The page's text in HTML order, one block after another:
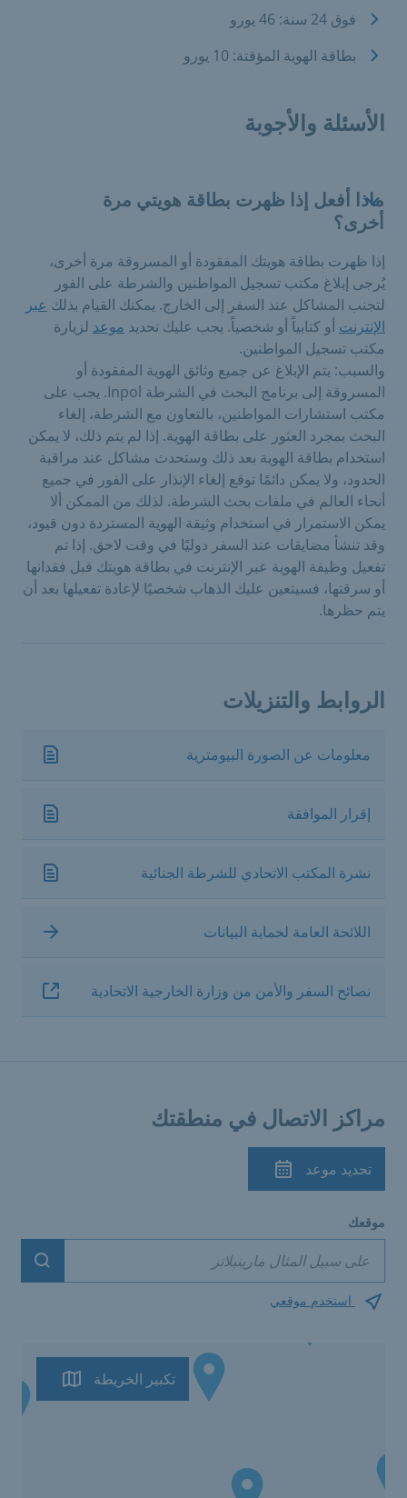
فوق 24 سنة: 46 يورو
بطاقة الهوية المؤقتة: 10 يورو
الأسئلة والأجوبة
ماذا أفعل إذا ظهرت بطاقة هويتي مرة
أخرى؟
إذا ظهرت بطاقة هويتك المفقودة أو المسروقة مرة أخرى،
يُرجى إبلاغ مكتب تسجيل المواطنين والشرطة على الفور
لتجنب المشاكل عند السفر إلى الخارج. يمكنك القيام بذلك عبر
الإنترنت أو كتابياً أو شخصياً. يجب عليك تحديد موعد لزيارة
مكتب تسجيل المواطنين.
والسبب: يتم الإبلاغ عن جميع وثائق الهوية المفقودة أو
المسروقة إلى برنامج البحث في الشرطة Inpol. يجب على
مكتب استشارات المواطنين، بالتعاون مع الشرطة، إلغاء
البحث بمجرد العثور على بطاقة الهوية. إذا لم يتم ذلك، لا يمكن
استخدام بطاقة الهوية بعد ذلك وستحدث مشاكل عند مراقبة
الحدود، ولا يمكن دائمًا توقع إلغاء الإنذار على الفور في جميع
أنحاء العالم في ملفات بحث الشرطة. لذلك من الممكن ألا
يمكن الاستمرار في استخدام وثيقة الهوية المستردة دون قيود،
وقد تنشأ مضايقات عند السفر دوليًا في وقت لاحق. إذا تم
تفعيل وظيفة الهوية عبر الإنترنت في بطاقة هويتك قبل فقدانها
أو سرقتها، فسيتعين عليك الذهاب شخصيًا لإعادة تفعيلها بعد أن
يتم حظرها.
الروابط والتنزيلات
معلومات عن الصورة البيومترية
إقرار الموافقة
نشرة المكتب الاتحادي للشرطة الجنائية
اللائحة العامة لحماية البيانات
نصائح السفر والأمن من وزارة الخارجية الاتحادية
مراكز الاتصال في منطقتك
تحديد موعد
موقعك
استخدم موقعي
تكبير الخريطة